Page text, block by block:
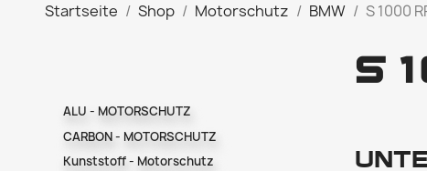
Startseite Shop Motorschutz BMW S 1000
ALU - MOTORSCHUTZ
CARBON - MOTORSCHUTZ
Kunststoff - Motorschutz
S